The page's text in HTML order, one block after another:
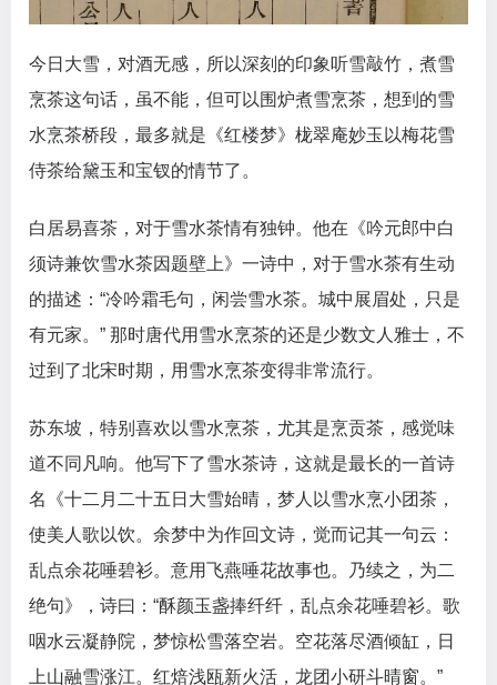
今日大雪，对酒无感，所以深刻的印象听雪敲竹，煮雪
烹茶这句话，虽不能，但可以围炉煮雪烹茶，想到的雪
水烹茶桥段，最多就是《红楼梦》栊翠庵妙玉以梅花雪
侍茶给黛玉和宝钗的情节了。
白居易喜茶，对于雪水茶情有独钟。他在《吟元郎中白
须诗兼饮雪水茶因题壁上》一诗中，对于雪水茶有生动
的描述：“冷吟霜毛句，闲尝雪水茶。城中展眉处，只是
有元家。” 那时唐代用雪水烹茶的还是少数文人雅士，不
过到了北宋时期，用雪水烹茶变得非常流行。
苏东坡，特别喜欢以雪水烹茶，尤其是烹贡茶，感觉味
道不同凡响。他写下了雪水茶诗，这就是最长的一首诗
名《十二月二十五日大雪始晴，梦人以雪水烹小团茶，
使美人歌以饮。余梦中为作回文诗，觉而记其一句云：
乱点余花唾碧衫。意用飞燕唾花故事也。乃续之，为二
绝句》，诗曰：“酥颜玉盏捧纤纤，乱点余花唾碧衫。歌
咽水云凝静院，梦惊松雪落空岩。空花落尽酒倾缸，日
上山融雪涨江。红焙浅瓯新火活，龙团小研斗晴窗。”